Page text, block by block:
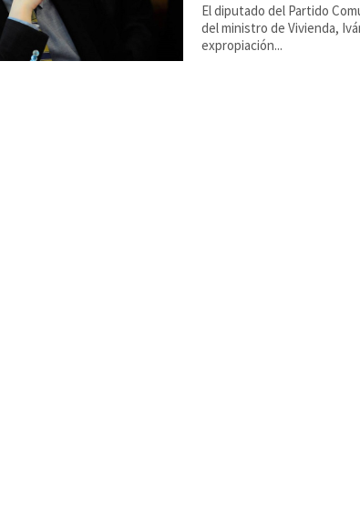
El diputado del Partido
del ministro de Vivienda,
expropiación...